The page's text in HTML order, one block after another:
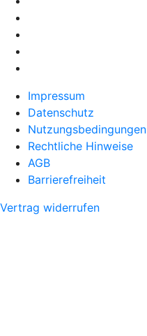
Impressum
Datenschutz
Nutzungsbedingungen
Rechtliche Hinweise
AGB
Barrierefreiheit
Vertrag widerrufen